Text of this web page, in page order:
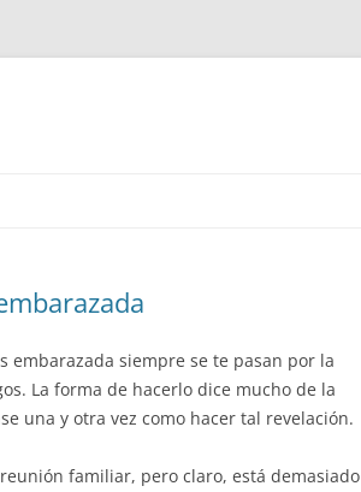
embarazada siempre se te pasan por la
La forma de hacerlo dice mucho de la
una y otra vez como hacer tal revelación.
familiar, pero claro, está demasiado